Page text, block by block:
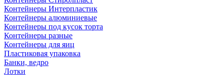
Контейнеры Интерпластик
Контейнеры алюминиевые
Контейнеры под кусок торта
Контейнеры разные
Контейнеры для яиц
Пластиковая упаковка
Банки, ведро
Лотки